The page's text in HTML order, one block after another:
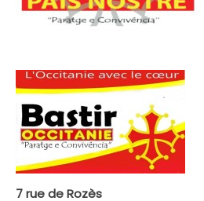
7 rue de Rozès